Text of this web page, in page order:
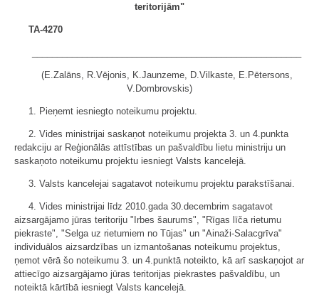
teritorijām"
TA-4270
(E.Zalāns, R.Vējonis, K.Jaunzeme, D.Vilkaste, E.Pētersons,
V.Dombrovskis)
1. Pieņemt iesniegto noteikumu projektu.
2. Vides ministrijai saskaņot noteikumu projekta 3. un 4.punkta
redakciju ar Reģionālās attīstības un pašvaldību lietu ministriju un
saskaņoto noteikumu projektu iesniegt Valsts kancelejā.
3. Valsts kancelejai sagatavot noteikumu projektu parakstīšanai.
4. Vides ministrijai līdz 2010.gada 30.decembrim sagatavot
aizsargājamo jūras teritoriju "Irbes šaurums", "Rīgas līča rietumu
piekraste", "Selga uz rietumiem no Tūjas" un "Ainaži-Salacgrīva"
individuālos aizsardzības un izmantošanas noteikumu projektus,
ņemot vērā šo noteikumu 3. un 4.punktā noteikto, kā arī saskaņojot ar
attiecīgo aizsargājamo jūras teritorijas piekrastes pašvaldību, un
noteiktā kārtībā iesniegt Valsts kancelejā.